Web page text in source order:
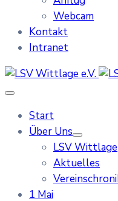
Webcam
Kontakt
Intranet
Start
Über Uns
LSV Wittlage
Aktuelles
1 Mai